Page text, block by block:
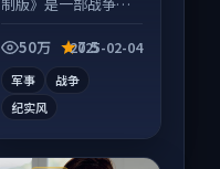
齐全，观感爽快不拖
50万 7.5
2025-02-04
军事
战争
纪实风